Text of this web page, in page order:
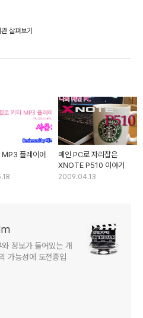
살펴보기
MP3 플레이어
메인 PC로 자리잡은
XNOTE P510 이야기
2009.04.13
정보가 들어있는 개
가능성에 도전중입